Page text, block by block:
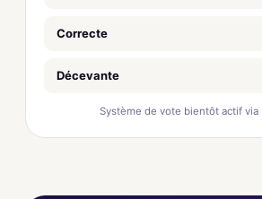
Correcte
Décevante
Système de vote bientôt actif via